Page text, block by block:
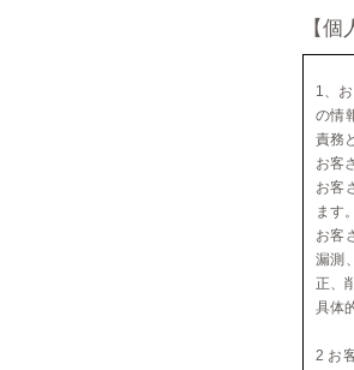
【
1、
の情
責務
お客
お客
ます。
お客
漏測
正、
具体
2 お